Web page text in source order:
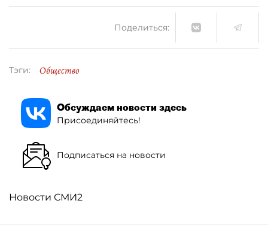
Поделиться:
Тэги: Общество
Обсуждаем новости здесь
Присоединяйтесь!
Подписаться на новости
Новости СМИ2